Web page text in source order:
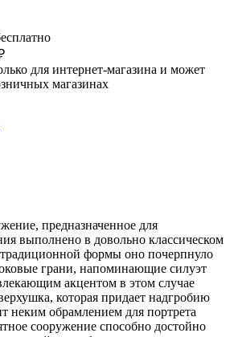
для интернет-магазина и может
магазинах
предназначенное для
выполнено в довольно классическом
формы оно почерпнуло
грани, напоминающие силуэт
акцентом в этом случае
которая придает надгробию
неким обрамлением для портрета
сооружение способно достойно